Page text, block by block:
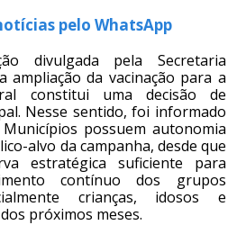
pelo WhatsApp
divulgada pela Secretaria
ampliação da vacinação para a
constitui uma decisão de
Nesse sentido, foi informado
possuem autonomia
alvo da campanha, desde que
estratégica suficiente para
contínuo dos grupos
crianças, idosos e
próximos meses.